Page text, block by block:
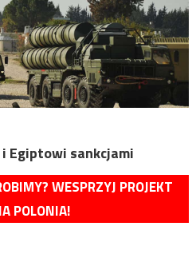
Egiptowi sankcjami
WESPRZYJ PROJEKT
POLONIA!